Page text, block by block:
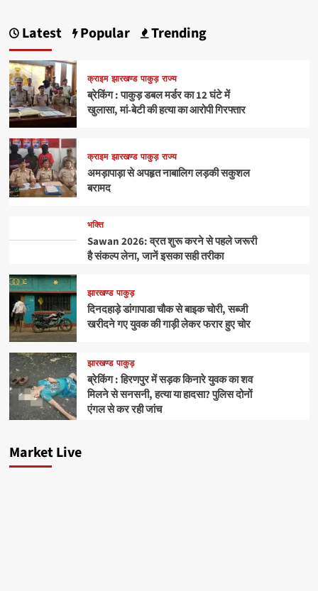
Latest Popular Trending
क्राइम झारखण्ड पाकुड़ राज्य
ब्रेकिंग : पाकुड़ डबल मर्डर का 12 घंटे में
खुलासा, मां-बेटी की हत्या का आरोपी गिरफ्तार
क्राइम झारखण्ड पाकुड़ राज्य
अमड़ापाड़ा से अपहृत नाबालिग लड़की सकुशल
बरामद
भक्ति
Sawan 2026: व्रत शुरू करने से पहले जरूरी
है संकल्प लेना, जानें इसका सही तरीका
झारखण्ड पाकुड़
दिनदहाड़े डांगापाडा चौक से बाइक चोरी, सब्जी
खरीदने गए युवक की गाड़ी लेकर फरार हुए चोर
झारखण्ड पाकुड़
ब्रेकिंग : हिरणपुर में सड़क किनारे युवक का शव
मिलने से सनसनी, हत्या या हादसा? पुलिस दोनों
एंगल से कर रही जांच
Market Live